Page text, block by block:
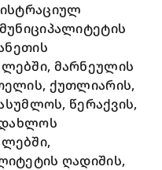
მარნეულის
ქუთლიარის,
წერაქვის,
ღადიშის,